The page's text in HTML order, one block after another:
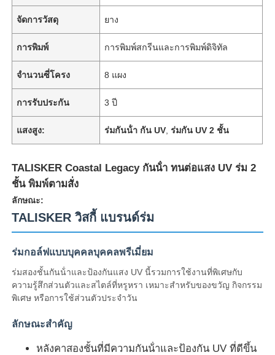
บ้าน
จัดการวัสดุ ยาง
การพิมพ์ การพิมพ์สกรีนและการพิมพ์ดิจิทัล
จำนวนซี่โครง 8 แผง
การรับประกัน 3 ปี
แสงสูง: ร่มกันน้ํา กัน UV ,ร่มกัน UV 2 ชั้น
TALISKER Coastal Legacy กันน้ํา ทนต่อแสง UV ร่ม 2
ชั้น พิมพ์ตามสั่ง
ลักษณะ:
TALISKER วิสกี้ แบรนด์ร่ม
ร่มกอล์ฟแบบบุคคลบุคคลพรีเมี่ยม
ร่มสองชั้นกันน้ําและป้องกันแสง UV นี้รวมการใช้งานที่พิเศษกับ
ความรู้สึกส่วนตัวและสไตล์ที่หรูหรา เหมาะสําหรับของขวัญ กิจกรรม
พิเศษ หรือการใช้ส่วนตัวประจําวัน
ลักษณะสําคัญ
หลังคาสองชั้นที่มีความกันน้ําและป้องกัน UV ที่ดีขึ้น